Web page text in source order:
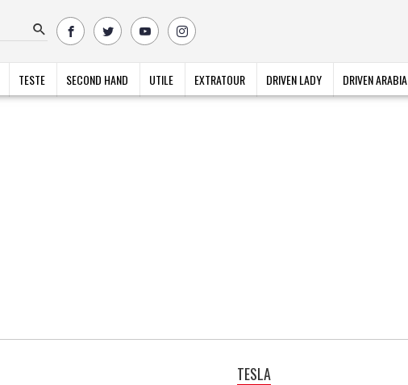
TESTE SECOND HAND UTILE EXTRATOUR DRIVEN LADY DRIVEN ARABIA
TESLA